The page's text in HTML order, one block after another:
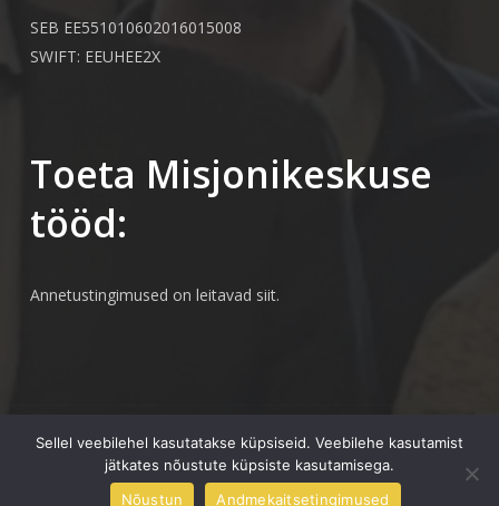
SEB EE551010602016015008
SWIFT: EEUHEE2X
Toeta Misjonikeskuse
tööd:
Annetustingimused on leitavad siit.
© 2026 Misjonikeskus.
Sellel veebilehel kasutatakse küpsiseid. Veebilehe kasutamist
jätkates nõustute küpsiste kasutamisega.
Nõustun
Andmekaitsetingimused